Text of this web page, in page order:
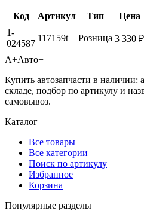
Код Артикул Тип Цена
1-
024587
117159t Розница 3 330 ₽
А+Авто+
Купить автозапчасти в наличии:
складе, подбор по артикулу и
самовывоз.
Каталог
Все товары
Все категории
Поиск по артикулу
Избранное
Корзина
Популярные разделы